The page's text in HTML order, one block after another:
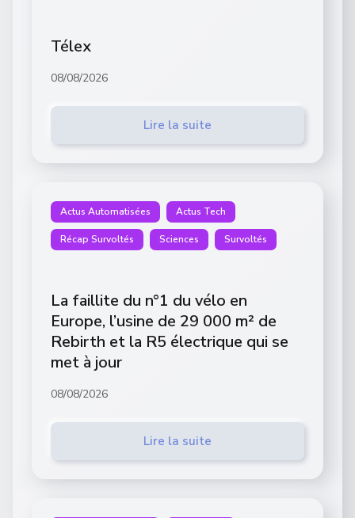
Télex
08/08/2026
Lire la suite
Actus Automatisées Actus Tech
Récap Survoltés Sciences Survoltés
La faillite du n°1 du vélo en
Europe, l’usine de 29 000 m² de
Rebirth et la R5 électrique qui se
met à jour
08/08/2026
Lire la suite